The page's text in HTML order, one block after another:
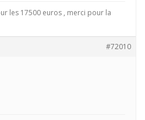
les 17500 euros , merci pour la
#72010